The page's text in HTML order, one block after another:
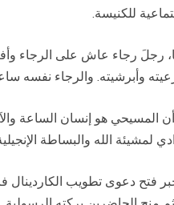
للكنيسة.
رجلَ رجاء عاش على
أن المسيحي هو إنسان الساعة
لمشيئة الله والبساطة
دعوى تطويب الكاردينال